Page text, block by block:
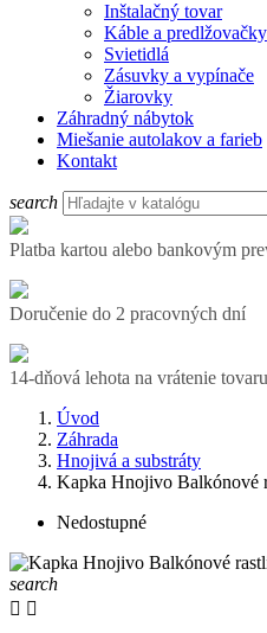
Inštalačný tovar
Káble a predlžovačky
Svietidlá
Zásuvky a vypínače
Žiarovky
Záhradný nábytok
Miešanie autolakov a farieb
Kontakt
search
Platba kartou alebo bankovým
Doručenie do 2 pracovných dní
14-dňová lehota na vrátenie tovaru
Úvod
Záhrada
Hnojivá a substráty
Kapka Hnojivo Balkónové
Nedostupné
search
 